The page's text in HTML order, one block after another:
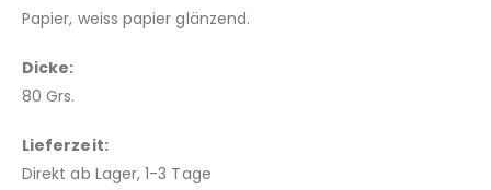
Papier, weiss papier glänzend.
Dicke:
80 Grs.
Lieferzeit:
Direkt ab Lager, 1-3 Tage